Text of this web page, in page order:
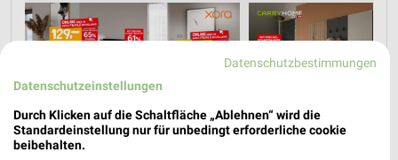
Datenschutzbestimmungen
Datenschutzeinstellungen
Durch Klicken auf die Schaltfläche „Ablehnen“ wird die
Standardeinstellung nur für unbedingt erforderliche cookie
beibehalten.